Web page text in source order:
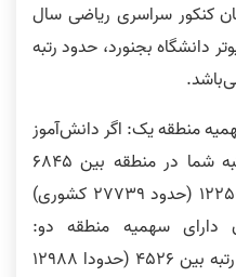
کنکور سراسری ریاضی سال
دانشگاه بجنورد، حدود رتبه
منطقه یک: اگر دانش‌آموز
منطقه یک هستید، باید رتبه شما در منطقه بین 6845
(حدود 13447 کشوری) تا 12250 (حدود 27739 کشوری)
دارای سهمیه منطقه دو:
دانش‌‌آموزان منطقه دو باید رتبه بین 4526 (حدودا 12988